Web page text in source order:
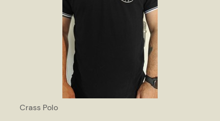
Crass Polo